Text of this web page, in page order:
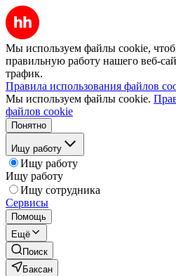
Мы используем файлы cookie,
правильную работу нашего веб-
трафик.
Правила использования файлов
Мы используем файлы cookie.
файлов cookie
Понятно
Ищу работу
Ищу работу
Ищу работу
Ищу сотрудника
Сервисы
Помощь
Ещё
Поиск
Баксан